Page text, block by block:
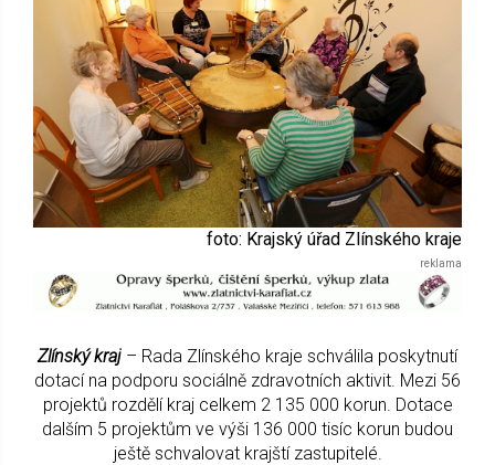
foto: Krajský úřad Zlínského kraje
Zlínský kraj – Rada Zlínského kraje schválila poskytnutí
dotací na podporu sociálně zdravotních aktivit. Mezi 56
projektů rozdělí kraj celkem 2 135 000 korun. Dotace
dalším 5 projektům ve výši 136 000 tisíc korun budou
ještě schvalovat krajští zastupitelé.